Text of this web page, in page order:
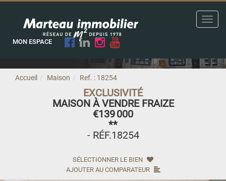
MON ESPACE
Accueil Maison Ref. : 18254
EXCLUSIVITÉ
MAISON À VENDRE FRAIZE
€139 000
**
- RÉF.18254
SÉLECTIONNER LE BIEN
AJOUTER AU COMPARATEUR